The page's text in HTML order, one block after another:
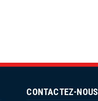
CONTACTEZ-NOUS